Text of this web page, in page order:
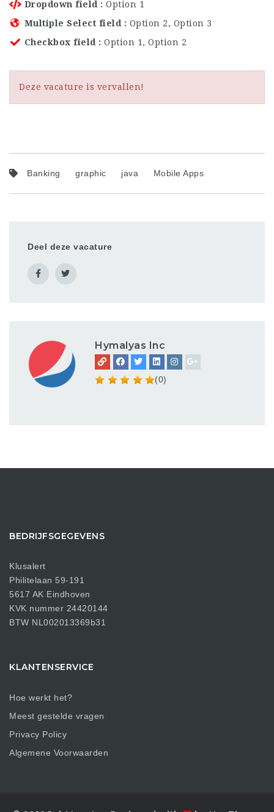
Dropdown field
Option 1
Multiple Select field
Option 2, Option 3
Checkbox field
Option 1, Option 2
Deze vacature is vervallen!
Banking graphic java Mobile Apps
Deel deze vacature
Hymalyas Inc
(0)
BEDRIJFSGEGEVENS
Klusalert
Philitelaan 59-191
5617 AK Eindhoven
KVK nummer 24420144
BTW NL002013369b31
KLANTENSERVICE
Hoe werkt het?
Meest gestelde vragen
Privacy Policy
Algemene Voorwaarden